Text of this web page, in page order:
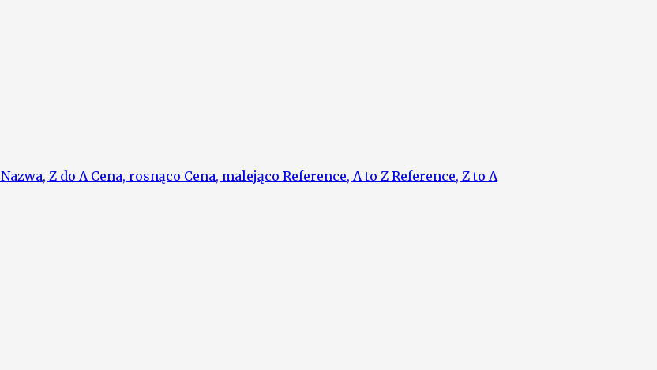
Nazwa, Z do A Cena, rosnąco Cena, malejąco Reference, A to Z Reference, Z to A